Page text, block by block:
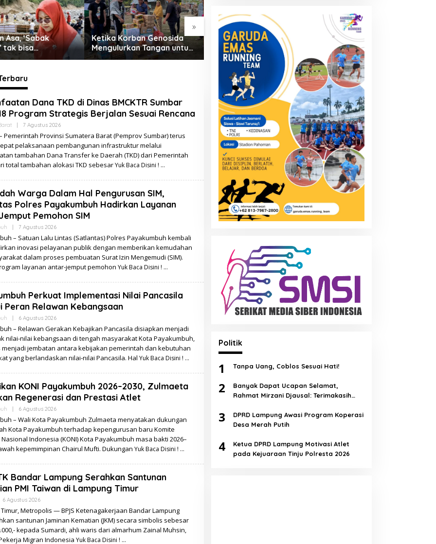
»
Genosida
Tangan untuk
BPJS, Rohan, dan Rojali:
Opera Sunyi di Negeri yang
Ramai Tapi Sepi
Pentingnya Pembentukan
Karakter Generasi di Era
VUCA
Transaksi Crypto Currency:
Siapkah Negara ini ?
Dana TKD di Dinas BMCKTR Sumbar
Program Strategis Berjalan Sesuai Rencana
| 7 Agustus 2026Oleh
Pemerintah Provinsi Sumatera Barat (Pemprov Sumbar) terus
pelaksanaan pembangunan infrastruktur melalui
tambahan Dana Transfer ke Daerah (TKD) dari Pemerintah
total tambahan alokasi TKD sebesarYuk Baca Disini !
Warga Dalam Hal Pengurusan SIM,
Polres Payakumbuh Hadirkan Layanan
Pemohon SIM
| 7 Agustus 2026Oleh
– Satuan Lalu Lintas (Satlantas) Polres Payakumbuh kembali
inovasi pelayanan publik dengan memberikan kemudahan
dalam proses pembuatan Surat Izin Mengemudi (SIM).
layanan antar-jemput pemohon Yuk Baca Disini !
Perkuat Implementasi Nilai Pancasila
Peran Relawan Kebangsaan
| 6 Agustus 2026Oleh
– Relawan Gerakan Kebajikan Pancasila disiapkan menjadi
nilai-nilai kebangsaan di tengah masyarakat Kota Payakumbuh,
menjadi jembatan antara kebijakan pemerintah dan kebutuhan
yang berlandaskan nilai-nilai Pancasila. Hal Yuk Baca Disini !
KONI Payakumbuh 2026–2030, Zulmaeta
Regenerasi dan Prestasi Atlet
| 6 Agustus 2026Oleh
– Wali Kota Payakumbuh Zulmaeta menyatakan dukungan
Kota Payakumbuh terhadap kepengurusan baru Komite
Indonesia (KONI) Kota Payakumbuh masa bakti 2026–
kepemimpinan Chairul Mufti. Dukungan Yuk Baca Disini !
Bandar Lampung Serahkan Santunan
PMI Taiwan di Lampung Timur
6 Agustus 2026Oleh
Metropolis — BPJS Ketenagakerjaan Bandar Lampung
santunan Jaminan Kematian (JKM) secara simbolis sebesar
kepada Sumardi, ahli waris dari almarhum Zainal Muhsin,
Migran Indonesia Yuk Baca Disini !
Politik
1 Tanpa Uang, Coblos Sesuai Hati!
2
Banyak Dapat Ucapan Selamat,
Rahmat Mirzani Djausal: Terimakasih
3
DPRD Lampung Awasi Program Koperasi
Desa Merah Putih
4
Ketua DPRD Lampung Motivasi Atlet
pada Kejuaraan Tinju Polresta 2026